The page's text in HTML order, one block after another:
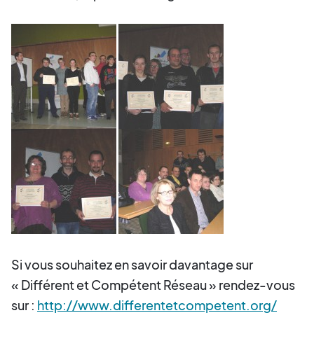
Si vous souhaitez en savoir davantage sur
« Différent et Compétent Réseau » rendez-vous
sur : http://www.differentetcompetent.org/